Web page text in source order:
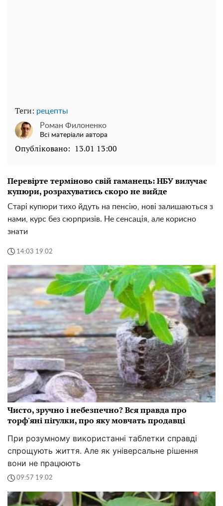
Теги: рецепты
Роман Филоненко
Всі матеріали автора
Опубліковано: 13.01 13:00
Перевірте терміново свій гаманець: НБУ вилучає
купюри, розрахуватись скоро не вийде
Старі купюри тихо йдуть на пенсію, нові залишаються з
нами, курс без сюрпризів. Не сенсація, але корисно
знати
14:03 19.02
Чисто, зручно і небезпечно? Вся правда про
торф'яні пігулки, про яку мовчать продавці
При розумному використанні таблетки справді
спрощують життя. Але як універсальне рішення
вони не працюють
09:57 19.02